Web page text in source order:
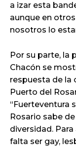
a izar esta
aunque en
nosotros lo
Por su parte, la
Chacón se
respuesta de la
Puerto del
“Fuerteventura
Rosario sabe
diversidad.
falta ser gay,